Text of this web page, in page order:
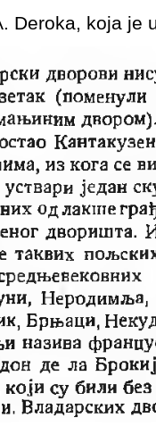
Deroka, koja je